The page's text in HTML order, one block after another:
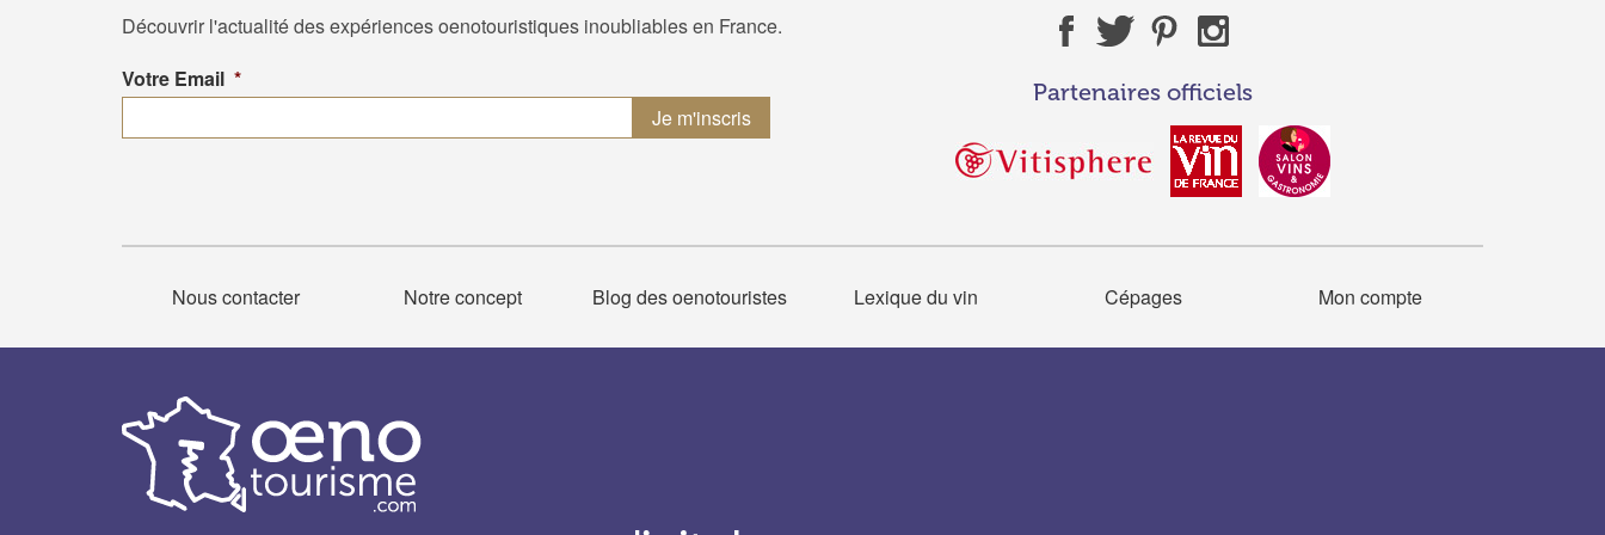
Découvrir l'actualité des expériences oenotouristiques inoubliables en France.
Votre Email * Partenaires officiels
Nous contacter Notre concept Blog des oenotouristes Lexique du vin Cépages Mon compte